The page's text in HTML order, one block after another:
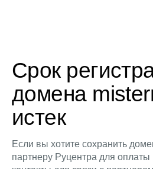
Срок
домена
истек
Если вы хотите сохранить
партнеру Руцентра для оплаты